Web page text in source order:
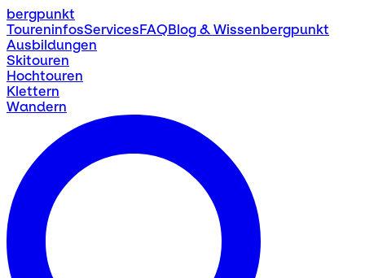
bergpunkt
ToureninfosServicesFAQBlog & Wissenbergpunkt
Ausbildungen
Skitouren
Hochtouren
Klettern
Wandern